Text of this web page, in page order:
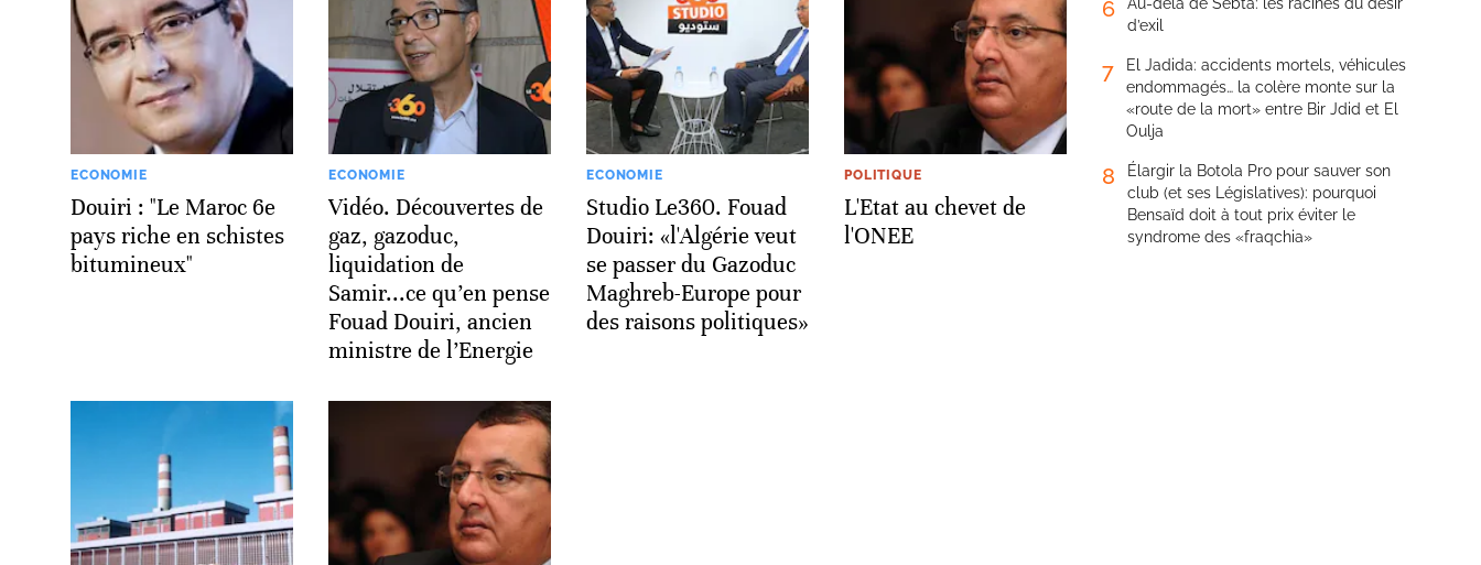
ECONOMIE
Douiri : "Le Maroc 6e
pays riche en schistes
bitumineux"
ECONOMIE
Vidéo. Découvertes de
gaz, gazoduc,
liquidation de
Samir...ce qu’en pense
Fouad Douiri, ancien
ministre de l’Energie
ECONOMIE
Studio Le360. Fouad
Douiri: «l'Algérie veut
se passer du Gazoduc
Maghreb-Europe pour
des raisons politiques»
POLITIQUE
L'Etat au chevet de
l'ONEE
6
d’exil
7
El Jadida: accidents mortels, véhicules
endommagés… la colère monte sur la
«route de la mort» entre Bir Jdid et El
Oulja
8
Élargir la Botola Pro pour sauver son
club (et ses Législatives): pourquoi
Bensaïd doit à tout prix éviter le
syndrome des «fraqchia»